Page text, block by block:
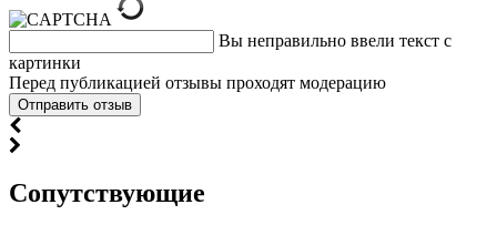
Вы неправильно ввели текст с
картинки
Перед публикацией отзывы проходят модерацию
Cопутствующие